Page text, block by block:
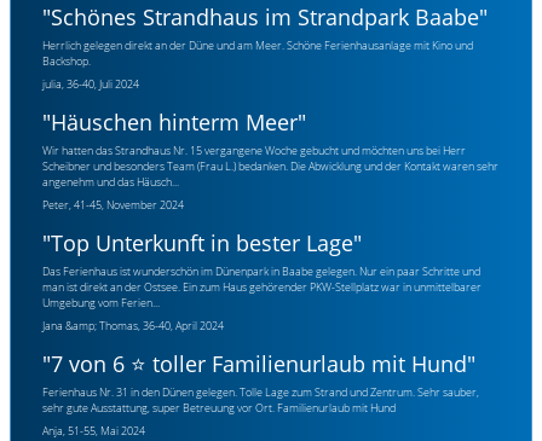
"Schönes Strandhaus im Strandpark Baabe"
Herrlich gelegen direkt an der Düne und am Meer. Schöne Ferienhausanlage mit Kino und
Backshop.
julia, 36-40, Juli 2024
"Häuschen hinterm Meer"
Wir hatten das Strandhaus Nr. 15 vergangene Woche gebucht und möchten uns bei Herr
Scheibner und besonders Team (Frau L.) bedanken. Die Abwicklung und der Kontakt waren sehr
angenehm und das Häusch...
Peter, 41-45, November 2024
"Top Unterkunft in bester Lage"
Das Ferienhaus ist wunderschön im Dünenpark in Baabe gelegen. Nur ein paar Schritte und
man ist direkt an der Ostsee. Ein zum Haus gehörender PKW-Stellplatz war in unmittelbarer
Umgebung vom Ferien...
Jana &amp; Thomas, 36-40, April 2024
"7 von 6 ⭐ toller Familienurlaub mit Hund"
Ferienhaus Nr. 31 in den Dünen gelegen. Tolle Lage zum Strand und Zentrum. Sehr sauber,
sehr gute Ausstattung, super Betreuung vor Ort. Familienurlaub mit Hund
Anja, 51-55, Mai 2024